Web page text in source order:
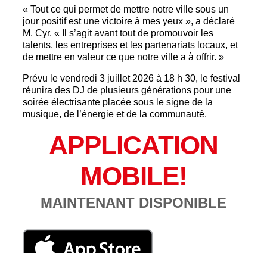
« Tout ce qui permet de mettre notre ville sous un
jour positif est une victoire à mes yeux », a déclaré
M. Cyr. « Il s’agit avant tout de promouvoir les
talents, les entreprises et les partenariats locaux, et
de mettre en valeur ce que notre ville a à offrir. »
Prévu le vendredi 3 juillet 2026 à 18 h 30, le festival
réunira des DJ de plusieurs générations pour une
soirée électrisante placée sous le signe de la
musique, de l’énergie et de la communauté.
APPLICATION
MOBILE!
MAINTENANT DISPONIBLE